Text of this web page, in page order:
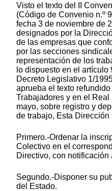
Visto el texto del II
(Código de Convenio n.º
fecha 3 de noviembre de
designados por la
de las empresas que
por las secciones
representación de los
lo dispuesto en el artículo
Decreto Legislativo 1/
aprueba el texto
Trabajadores y en el
mayo, sobre registro y
de trabajo, Esta
Primero.-Ordenar la
Colectivo en el
Directivo, con
Segundo.-Disponer su
del Estado.